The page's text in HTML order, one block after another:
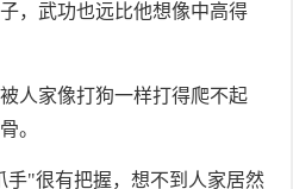
，武功也远比他想像中高得
人家像打狗一样打得爬不起
。
手"很有把握，想不到人家居然